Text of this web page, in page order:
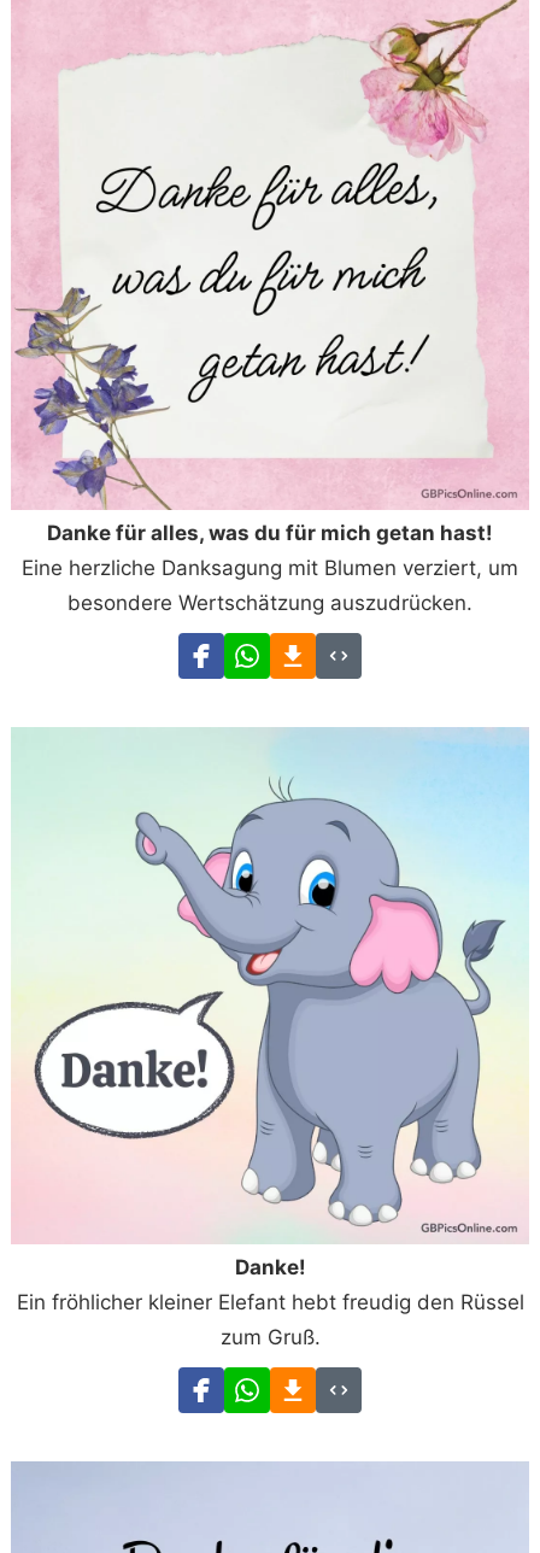
Danke für alles, was du für mich getan hast!
Eine herzliche Danksagung mit Blumen verziert, um
besondere Wertschätzung auszudrücken.
Danke!
Ein fröhlicher kleiner Elefant hebt freudig den Rüssel
zum Gruß.